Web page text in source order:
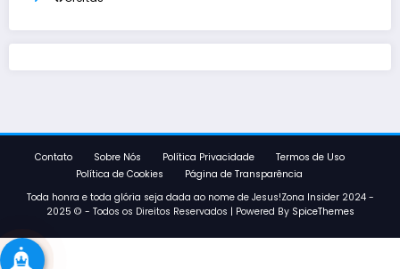
Contato Sobre Nós Política Privacidade
Termos de Uso
Política de Cookies
Página de Transparência
Toda honra e toda glória seja dada ao nome de Jesus!Zona Insider 2024 -
2025 © - Todos os Direitos Reservados | Powered By SpiceThemes